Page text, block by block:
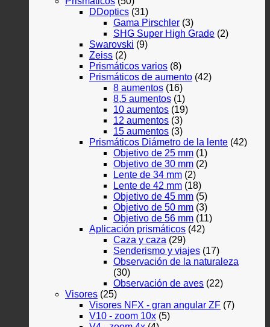
DDoptics (31)
Gama Pirschler (3)
SHG Super High Grade (2)
Swarovski (9)
Zeiss (2)
Prismáticos varios (8)
Prismáticos de aumento (42)
8 aumentos (16)
8,5 aumentos (1)
10 aumentos (19)
12 aumentos (3)
15 aumentos (3)
Prismáticos Diámetro de la lente (42)
Objetivo de 25 mm (1)
Objetivo de 30 mm (2)
Lente de 34 mm (2)
Lente de 42 mm (18)
Objetivo de 45 mm (5)
Objetivo de 50 mm (3)
Objetivo de 56 mm (11)
Aplicación prismáticos (42)
Caza y caza (29)
Senderismo y viajes (17)
Observación de la naturaleza
(30)
Observación de aves (22)
Visores (25)
Visores NFX - gran angular ZF (7)
V10 - zoom 10x (5)